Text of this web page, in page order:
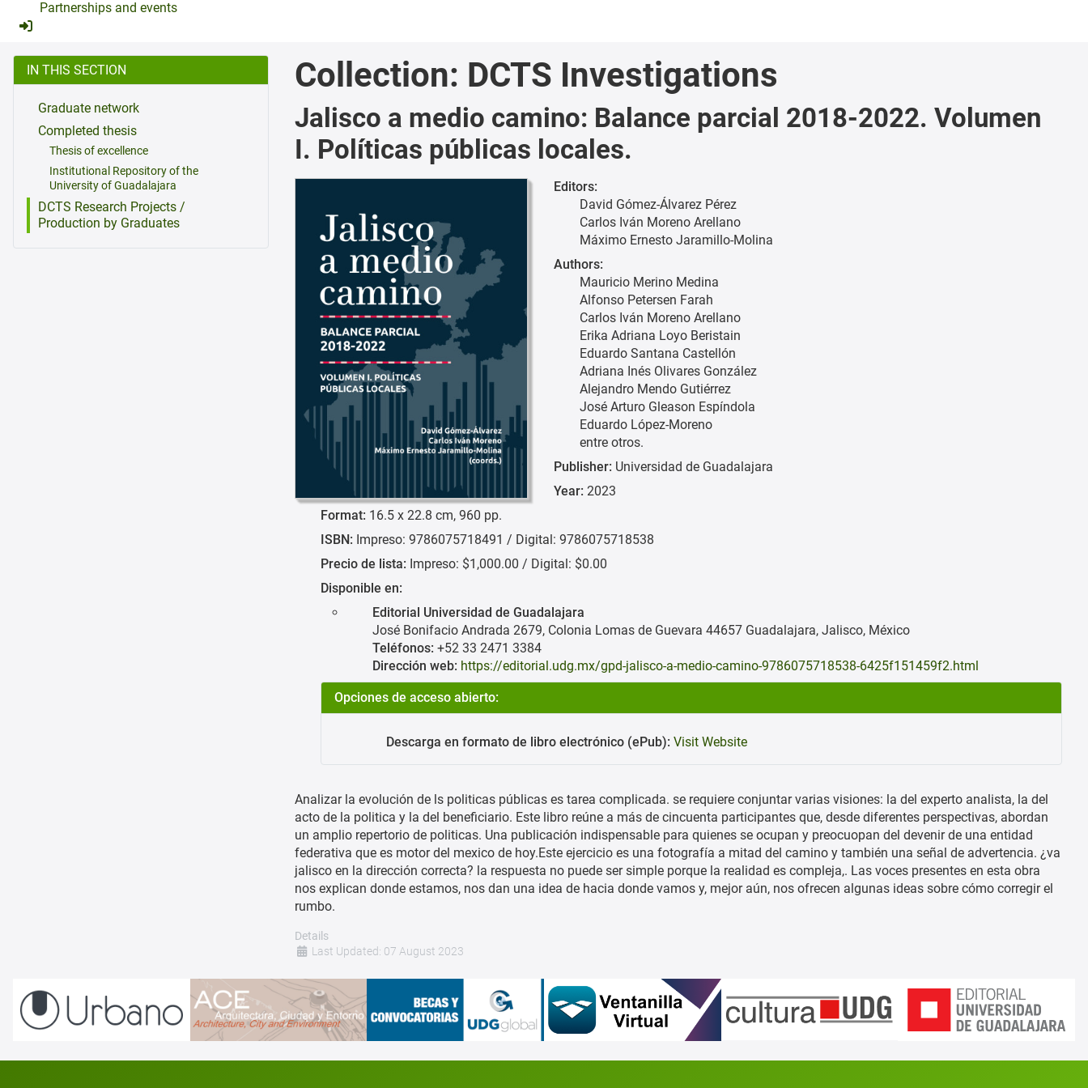
Partnerships and events
IN THIS SECTION
Graduate network
Completed thesis
Thesis of excellence
Institutional Repository of the
University of Guadalajara
DCTS Research Projects /
Production by Graduates
Collection: DCTS Investigations
Jalisco a medio camino: Balance parcial 2018-2022. Volumen
I. Políticas públicas locales.
Editors:
David Gómez-Álvarez Pérez
Carlos Iván Moreno Arellano
Máximo Ernesto Jaramillo-Molina
Authors:
Mauricio Merino Medina
Alfonso Petersen Farah
Carlos Iván Moreno Arellano
Erika Adriana Loyo Beristain
Eduardo Santana Castellón
Adriana Inés Olivares González
Alejandro Mendo Gutiérrez
José Arturo Gleason Espíndola
Eduardo López-Moreno
entre otros.
Publisher: Universidad de Guadalajara
Year: 2023
Format: 16.5 x 22.8 cm, 960 pp.
ISBN: Impreso: 9786075718491 / Digital: 9786075718538
Precio de lista: Impreso: $1,000.00 / Digital: $0.00
Disponible en:
Editorial Universidad de Guadalajara
José Bonifacio Andrada 2679, Colonia Lomas de Guevara 44657 Guadalajara, Jalisco, México
Teléfonos: +52 33 2471 3384
Dirección web: https://editorial.udg.mx/gpd-jalisco-a-medio-camino-9786075718538-6425f151459f2.html
Opciones de acceso abierto:
Descarga en formato de libro electrónico (ePub): Visit Website
Analizar la evolución de ls politicas públicas es tarea complicada. se requiere conjuntar varias visiones: la del experto analista, la del
acto de la politica y la del beneficiario. Este libro reúne a más de cincuenta participantes que, desde diferentes perspectivas, abordan
un amplio repertorio de politicas. Una publicación indispensable para quienes se ocupan y preocuopan del devenir de una entidad
federativa que es motor del mexico de hoy.Este ejercicio es una fotografía a mitad del camino y también una señal de advertencia. ¿va
jalisco en la dirección correcta? la respuesta no puede ser simple porque la realidad es compleja,. Las voces presentes en esta obra
nos explican donde estamos, nos dan una idea de hacia donde vamos y, mejor aún, nos ofrecen algunas ideas sobre cómo corregir el
rumbo.
Details
Last Updated: 07 August 2023